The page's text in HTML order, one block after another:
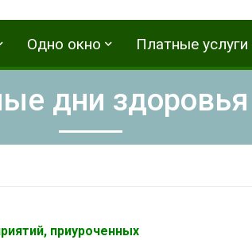
Одно окно Платные услуги
дни здоровья
приуроченных